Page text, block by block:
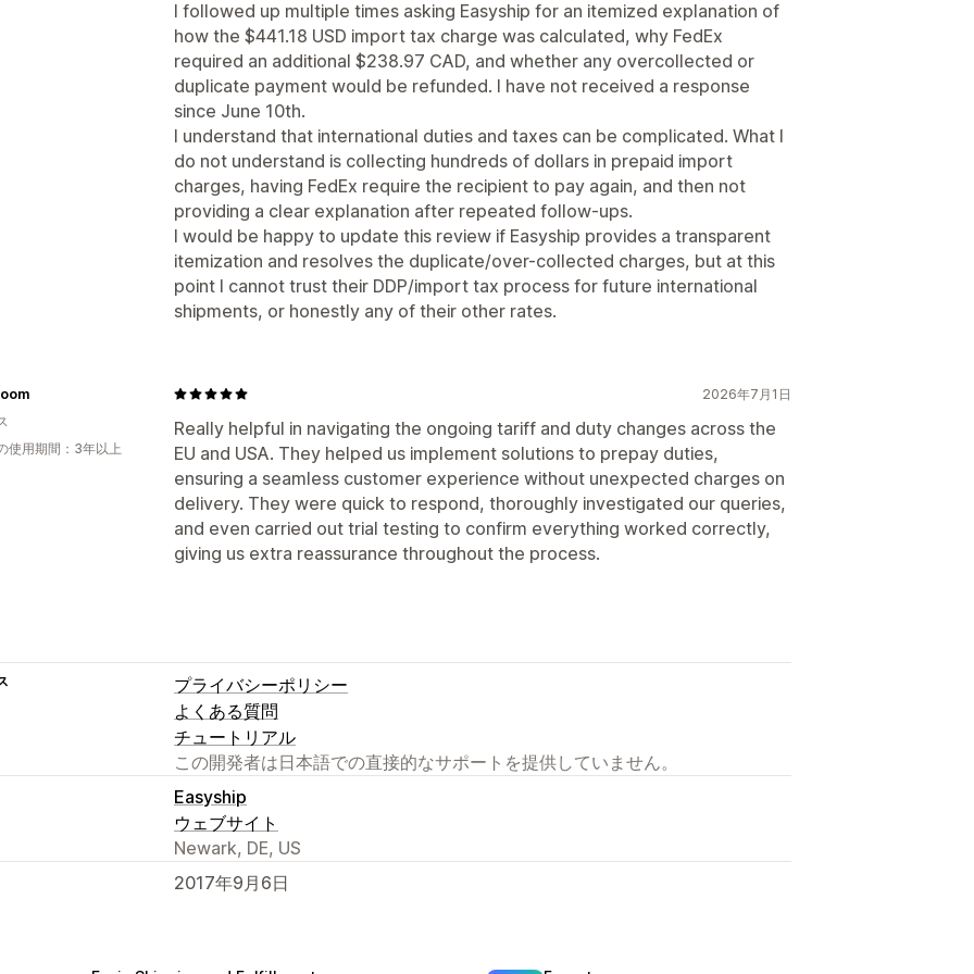
I followed up multiple times asking Easyship for an itemized explanation of
how the $441.18 USD import tax charge was calculated, why FedEx
required an additional $238.97 CAD, and whether any overcollected or
duplicate payment would be refunded. I have not received a response
since June 10th.
I understand that international duties and taxes can be complicated. What I
do not understand is collecting hundreds of dollars in prepaid import
charges, having FedEx require the recipient to pay again, and then not
providing a clear explanation after repeated follow-ups.
I would be happy to update this review if Easyship provides a transparent
itemization and resolves the duplicate/over-collected charges, but at this
point I cannot trust their DDP/import tax process for future international
shipments, or honestly any of their other rates.
2026年7月1日
Really helpful in navigating the ongoing tariff and duty changes across the
EU and USA. They helped us implement solutions to prepay duties,
ensuring a seamless customer experience without unexpected charges on
delivery. They were quick to respond, thoroughly investigated our queries,
and even carried out trial testing to confirm everything worked correctly,
giving us extra reassurance throughout the process.
使用期間：3年以上
プライバシーポリシー
よくある質問
チュートリアル
この開発者は日本語での直接的なサポートを提供していません。
Easyship
ウェブサイト
Newark, DE, US
2017年9月6日